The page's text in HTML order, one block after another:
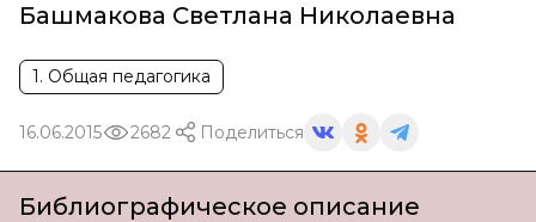
Башмакова Светлана Николаевна
1. Общая педагогика
16.06.2015 2682 Поделиться
Библиографическое описание